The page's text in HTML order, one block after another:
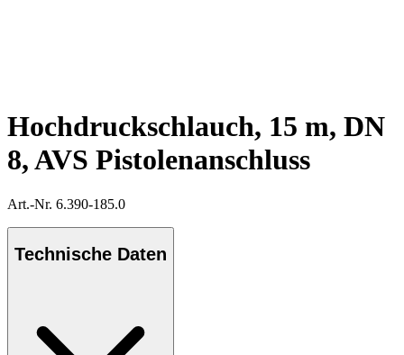
Hochdruckschlauch, 15 m, DN
8, AVS Pistolenanschluss
Art.-Nr. 6.390-185.0
Technische Daten